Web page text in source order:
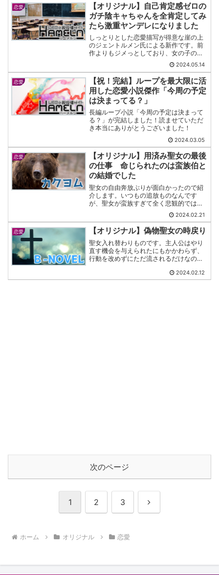
恋愛
【オリジナル】自己肯定感ゼロの
ガチ陰キャちゃんを全肯定してみ
たら激重ヤンデレになりました
しっとりとした恋愛描写が得意な崖の上
のジェントルメン氏による新作です。前
作よりもジメっとしており、女の子の孤
独さ、弱さが全面に出ています。
2024.05.14
恋愛
【祝！完結】ループを最大限に活
用した恋愛小説傑作「今周の予定
は決まってる？」
長編ループ小説「今周の予定は決まって
る？」が完結しました！読ませていただ
き本当にありがとうございました！
2024.03.05
恋愛
【オリジナル】用済み聖女の最後
の仕事 命じられたのは蛮族伯と
の結婚でした
聖女の自由奔放ぶりが面白かったので紹
介します。いつもの追放ものなんです
が、聖女が蛮族すぎて全く悲観的ではあ
りません。ギャグ全振りです。
2024.02.21
恋愛 【オリジナル】偽物聖女の時戻り
聖女入れ替わりものです。主人公はやり
直す機会を与えられたにもかかわらず、
行動を改めずにただ流されるだけなのが
2024.02.12
次のページ
1 2 3 次
ホーム オリジナル 恋愛